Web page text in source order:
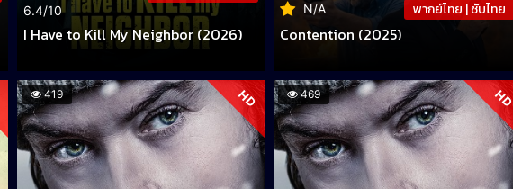
6.4/10
I Have to Kill My Neighbor (2026)
N/A พากย์ไทย | ซับไทย
Contention (2025)
419 HD 469 HD